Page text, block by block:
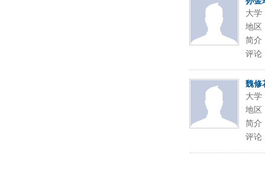
大学
地区
简介
评论
魏修
大学
地区
简介
评论